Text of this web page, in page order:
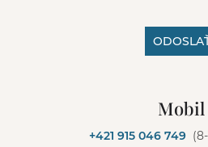
Mobil
+421 915 046 749